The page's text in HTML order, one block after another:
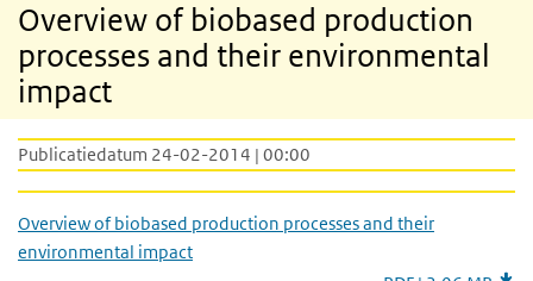
Overview of biobased production
processes and their environmental
impact
Publicatiedatum 24-02-2014 | 00:00
Overview of biobased production processes and their
environmental impact